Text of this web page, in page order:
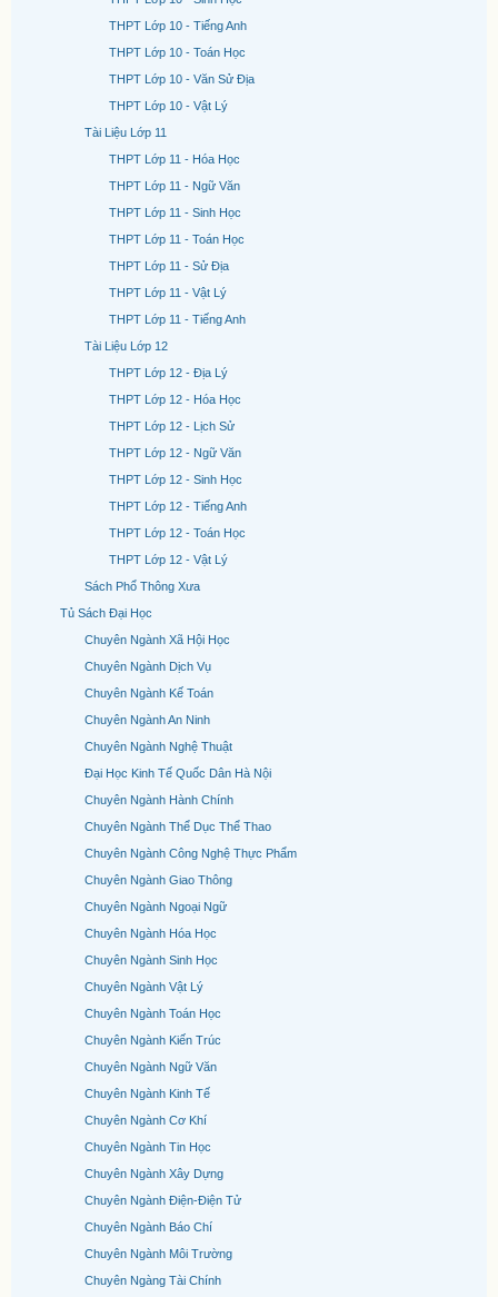
THPT Lớp 10 - Tiếng Anh
THPT Lớp 10 - Toán Học
THPT Lớp 10 - Văn Sử Địa
THPT Lớp 10 - Vật Lý
Tài Liệu Lớp 11
THPT Lớp 11 - Hóa Học
THPT Lớp 11 - Ngữ Văn
THPT Lớp 11 - Sinh Học
THPT Lớp 11 - Toán Học
THPT Lớp 11 - Sử Địa
THPT Lớp 11 - Vật Lý
THPT Lớp 11 - Tiếng Anh
Tài Liệu Lớp 12
THPT Lớp 12 - Địa Lý
THPT Lớp 12 - Hóa Học
THPT Lớp 12 - Lịch Sử
THPT Lớp 12 - Ngữ Văn
THPT Lớp 12 - Sinh Học
THPT Lớp 12 - Tiếng Anh
THPT Lớp 12 - Toán Học
THPT Lớp 12 - Vật Lý
Sách Phổ Thông Xưa
Tủ Sách Đại Học
Chuyên Ngành Xã Hội Học
Chuyên Ngành Dịch Vụ
Chuyên Ngành Kế Toán
Chuyên Ngành An Ninh
Chuyên Ngành Nghệ Thuật
Đại Học Kinh Tế Quốc Dân Hà Nội
Chuyên Ngành Hành Chính
Chuyên Ngành Thể Dục Thể Thao
Chuyên Ngành Công Nghệ Thực Phẩm
Chuyên Ngành Giao Thông
Chuyên Ngành Ngoại Ngữ
Chuyên Ngành Hóa Học
Chuyên Ngành Sinh Học
Chuyên Ngành Vật Lý
Chuyên Ngành Toán Học
Chuyên Ngành Kiến Trúc
Chuyên Ngành Ngữ Văn
Chuyên Ngành Kinh Tế
Chuyên Ngành Cơ Khí
Chuyên Ngành Tin Học
Chuyên Ngành Xây Dựng
Chuyên Ngành Điện-Điện Tử
Chuyên Ngành Báo Chí
Chuyên Ngành Môi Trường
Chuyên Ngàng Tài Chính